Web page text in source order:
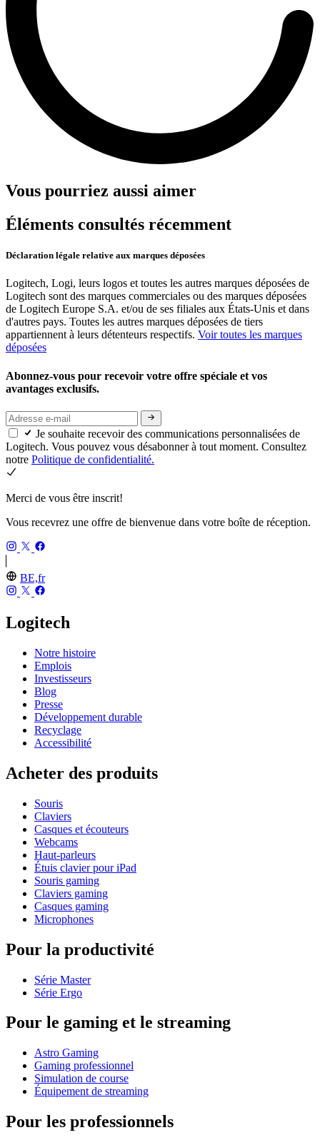
Vous pourriez aussi aimer
Éléments consultés récemment
Déclaration légale relative aux marques déposées
Logitech, Logi, leurs logos et toutes les autres marques déposées de
Logitech sont des marques commerciales ou des marques déposées
de Logitech Europe S.A. et/ou de ses filiales aux États-Unis et dans
d'autres pays. Toutes les autres marques déposées de tiers
appartiennent à leurs détenteurs respectifs. Voir toutes les marques
déposées
Abonnez-vous pour recevoir votre offre spéciale et vos
avantages exclusifs.
Je souhaite recevoir des communications personnalisées de
Logitech. Vous pouvez vous désabonner à tout moment. Consultez
notre Politique de confidentialité.
Merci de vous être inscrit!
Vous recevrez une offre de bienvenue dans votre boîte de réception.
BE,fr
Logitech
Notre histoire
Emplois
Investisseurs
Blog
Presse
Développement durable
Recyclage
Accessibilité
Acheter des produits
Souris
Claviers
Casques et écouteurs
Webcams
Haut-parleurs
Étuis clavier pour iPad
Souris gaming
Claviers gaming
Casques gaming
Microphones
Pour la productivité
Série Master
Série Ergo
Pour le gaming et le streaming
Astro Gaming
Gaming professionnel
Simulation de course
Équipement de streaming
Pour les professionnels